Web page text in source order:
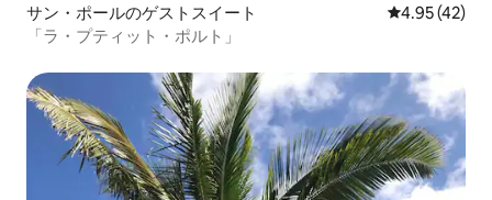
サン・ポールのゲストスイート レビュー42
4.95 (42)
「ラ・プティット・ポルト」